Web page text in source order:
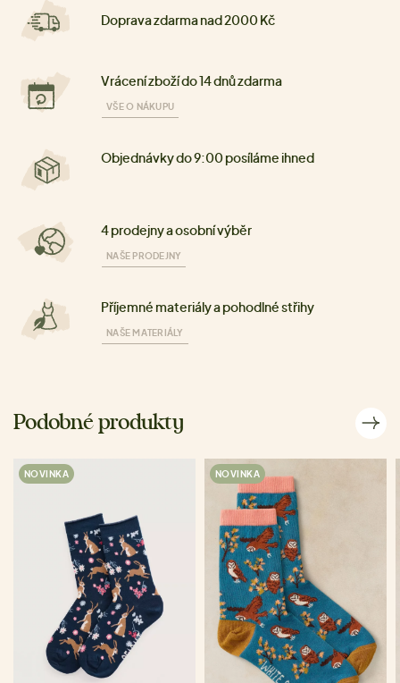
Doprava zdarma nad 2000 Kč
Vrácení zboží do 14 dnů zdarma
VŠE O NÁKUPU
Objednávky do 9:00 posíláme ihned
4 prodejny a osobní výběr
NAŠE PRODEJNY
Příjemné materiály a pohodlné střihy
NAŠE MATERIÁLY
Podobné produkty
NOVINKA NOVINKA